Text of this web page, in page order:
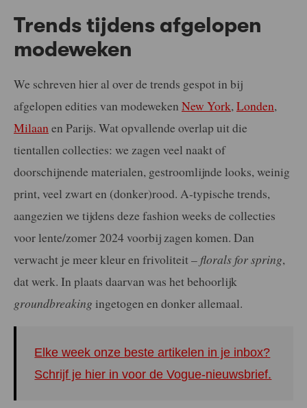
Trends tijdens afgelopen
modeweken
We schreven hier al over de trends gespot in bij
afgelopen edities van modeweken New York,Londen,
Milaanen Parijs. Wat opvallende overlap uit die
tientallen collecties: we zagen veel naakt of
doorschijnende materialen, gestroomlijnde looks, weinig
print, veel zwart en (donker)rood. A-typische trends,
aangezien we tijdens deze fashion weeks de collecties
voor lente/zomer 2024 voorbij zagen komen. Dan
verwacht je meer kleur en frivoliteit – florals for spring,
dat werk. In plaats daarvan was het behoorlijk
groundbreaking ingetogen en donker allemaal.
Elke week onze beste artikelen in je inbox?
Schrijf je hier in voor de Vogue-nieuwsbrief.